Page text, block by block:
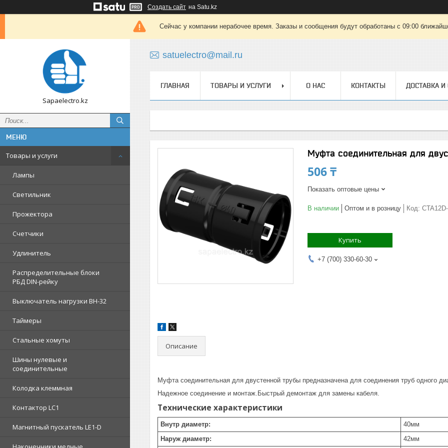
Создать сайт на Satu.kz
Сейчас у компании нерабочее время. Заказы и сообщения будут обработаны с 09:00
Sapaelectro.kz
Товары и услуги
Лампы
Светильник
Прожектора
Счетчики
Удлинитель
Распределительные блоки
РБД DIN-рейку
Выключатель нагрузки ВН-32
Таймеры
Стальные хомуты
Шины нулевые и
соединительные
Колодка клеммная
Контактор LC1
Магнитный пускатель LE1-D
satuelectro@mail.ru
ГЛАВНАЯ ТОВАРЫ И УСЛУГИ О НАС КОНТАКТЫ ДОСТАВКА И
Муфта соединительная для
506 ₸
Показать оптовые цены
В наличии Оптом и в розницу Код:
Купить
+7 (700) 330-60-30
Описание
Муфта соединительная для двустенной трубы предназначена для соединения труб одного
Надежное соединение и монтаж.Быстрый демонтаж для замены кабеля.
Технические характеристики
Внутр диаметр: 40мм
Наруж диаметр:
42мм